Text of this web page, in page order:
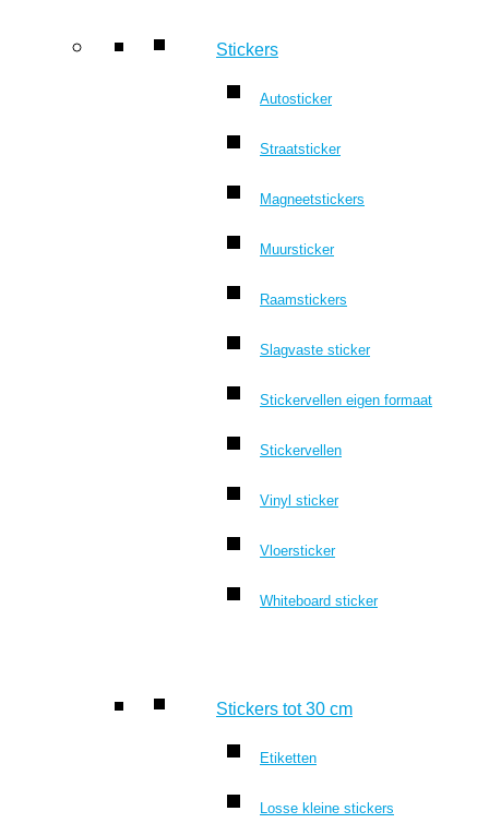
Stickers
Autosticker
Straatsticker
Magneetstickers
Muursticker
Raamstickers
Slagvaste sticker
Stickervellen eigen formaat
Stickervellen
Vinyl sticker
Vloersticker
Whiteboard sticker
Stickers tot 30 cm
Etiketten
Losse kleine stickers